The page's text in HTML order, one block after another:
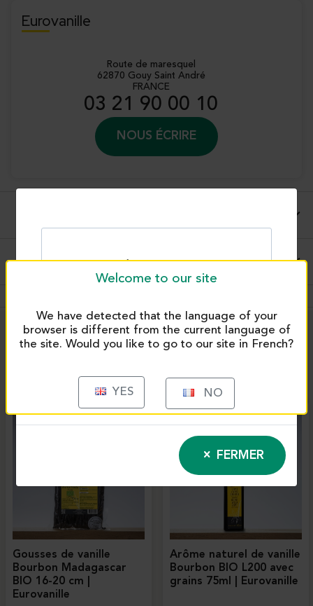
Eurovanille
Route de maresquel
62870 Gouy Saint André
FRANCE
03 21 90 00 10
NOUS ÉCRIRE
Conseils d'utilisations et applications
PRODUITS SIMILAIRES
Gousses de vanille
Bourbon Madagascar
BIO 16-20 cm |
Eurovanille
Arôme naturel de vanille
Bourbon BIO L200 avec
grains 75ml | Eurovanille
FERMER
Welcome to our site
We have detected that the language of your
browser is different from the current language of
the site. Would you like to go to our site in French?
YES NO